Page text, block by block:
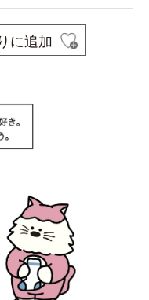
に追加